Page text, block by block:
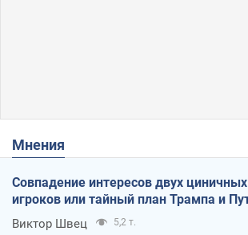
Мнения
Совпадение интересов двух циничных
игроков или тайный план Трампа и
Виктор Швец 5,2 т.